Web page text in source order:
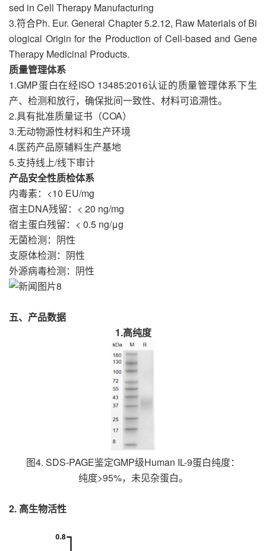
sed in Cell Therapy Manufacturing
3.符合Ph. Eur. General Chapter 5.2.12, Raw Materials of Bi
ological Origin for the Production of Cell-based and Gene
Therapy Medicinal Products.
质量管理体系
1.GMP蛋白在经ISO 13485:2016认证的质量管理体系下生
产、检测和放行，确保批间一致性、材料可追溯性。
2.具有批准质量证书（COA）
3.无动物源性材料和生产环境
4.医药产品原辅料生产基地
5.支持线上/线下审计
产品安全性质检体系
内毒素：<10 EU/mg
宿主DNA残留：< 20 ng/mg
宿主蛋白残留：< 0.5 ng/μg
无菌检测：阴性
支原体检测：阴性
外源病毒检测：阴性
五、产品数据
1.高纯度
图4. SDS-PAGE鉴定GMP级Human IL-9蛋白纯度：
纯度>95%，未见杂蛋白。
2. 高生物活性